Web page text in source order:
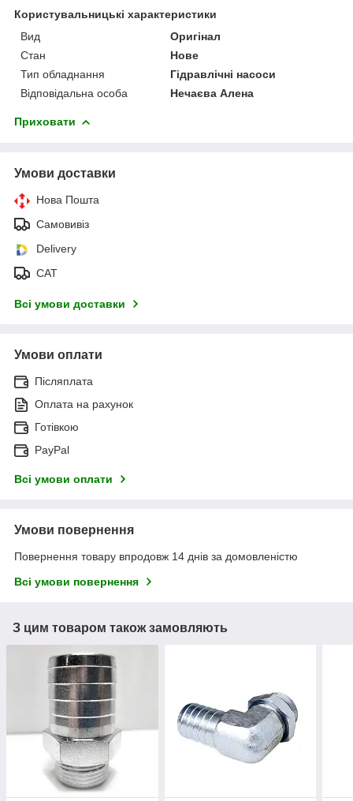
Користувальницькі характеристики
Вид
Оригінал
Стан
Нове
Тип обладнання
Гідравлічні насоси
Відповідальна особа
Нечаєва Алена
Приховати
Умови доставки
Нова Пошта
Самовивіз
Delivery
САТ
Всі умови доставки
Умови оплати
Післяплата
Оплата на рахунок
Готівкою
PayPal
Всі умови оплати
Умови повернення
Повернення товару впродовж 14 днів за домовленістю
Всі умови повернення
З цим товаром також замовляють